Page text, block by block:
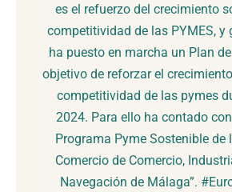
es el refuerzo del crecimiento
competitividad de las PYMES, y
ha puesto en marcha un Plan
objetivo de reforzar el
competitividad de las pymes
2024. Para ello ha contado
Programa Pyme Sostenible de
Comercio de Comercio,
Navegación de Málaga”.